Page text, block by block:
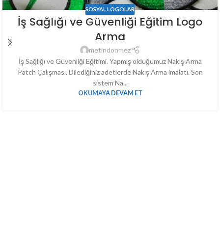
SOSYAL LOGOLAR
İş Sağlığı ve Güvenliği Eğitim Logo
Arma
metindonmez
İş Sağlığı ve Güvenliği Eğitimi. Yapmış olduğumuz Nakış Arma
Patch Çalışması. Dilediğiniz adetlerde Nakış Arma imalatı. Son
sistem Na...
OKUMAYA DEVAM ET